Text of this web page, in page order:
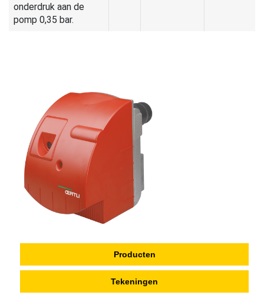
onderdruk aan de
pomp 0,35 bar.
Producten
Tekeningen